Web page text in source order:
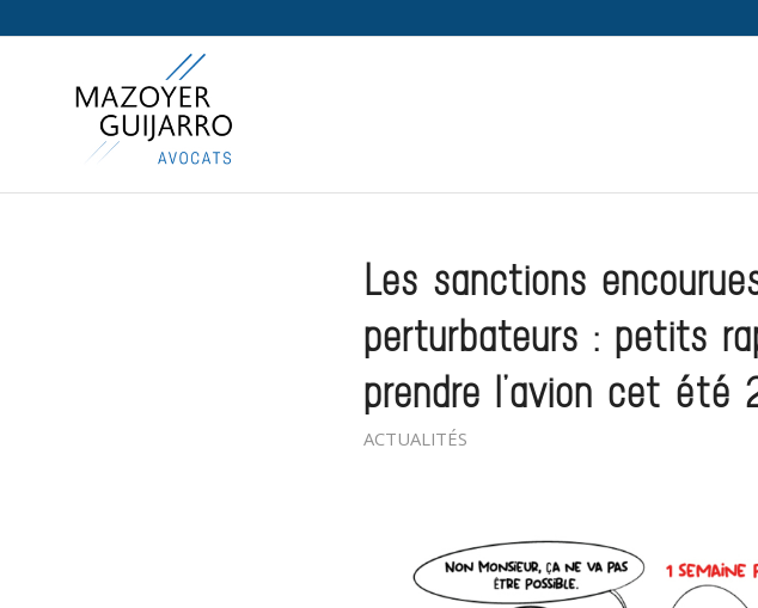
Les sanctions
perturbateurs : petits
prendre l’avion cet été
ACTUALITÉS